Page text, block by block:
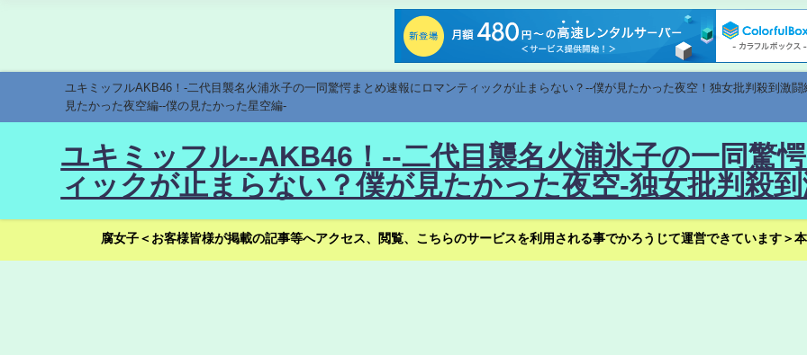
ユキミッフルAKB46！-二代目襲名火浦氷子の一同驚愕まとめ速報にロマンティックが止まらない？--僕が見たかった夜空！独女批判殺到激
見たかった夜空編--僕の見たかった星空編-
ユキミッフル--AKB46！--二代目襲名火浦氷子の一同驚
ィックが止まらない？僕が見たかった夜空-独女批判殺
腐女子＜お客様皆様が掲載の記事等へアクセス、閲覧、こちらのサービスを利用される事でかろうじて運営できています＞